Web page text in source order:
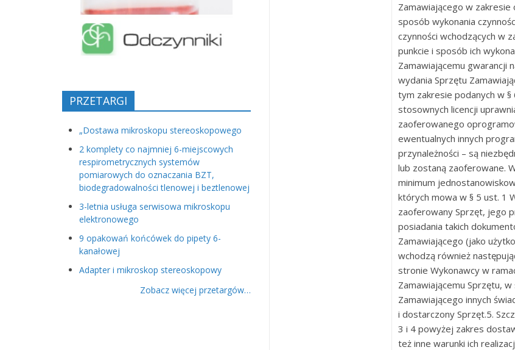
Zamawiającego w zakresie
sposób wykonania
czynności wchodzących w
punkcie i sposób ich
Zamawiającemu gwarancji
wydania Sprzętu
tym zakresie podanych w
stosownych licencji
zaoferowanego
ewentualnych innych
przynależności – są
lub zostaną zaoferowane.
minimum
których mowa w § 5 ust. 1
zaoferowany Sprzęt, jego
posiadania takich
Zamawiającego (jako
wchodzą również
stronie Wykonawcy w
Zamawiającemu Sprzętu,
Zamawiającego innych
i dostarczony Sprzęt.5.
3 i 4 powyżej zakres
też inne warunki ich
PRZETARGI
„Dostawa mikroskopu stereoskopowego
2 komplety co najmniej 6-miejscowych
respirometrycznych systemów
pomiarowych do oznaczania BZT,
biodegradowalności tlenowej i beztlenowej
3-letnia usługa serwisowa mikroskopu
elektronowego
9 opakowań końcówek do pipety 6-
kanałowej
Adapter i mikroskop stereoskopowy
Zobacz więcej przetargów…